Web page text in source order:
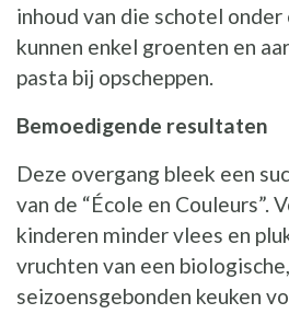
inhoud van die schotel
kunnen enkel groenten en
pasta bij opscheppen.
Bemoedigende resultaten
Deze overgang bleek een
van de “École en Couleurs”.
kinderen minder vlees en
vruchten van een
seizoensgebonden keuken